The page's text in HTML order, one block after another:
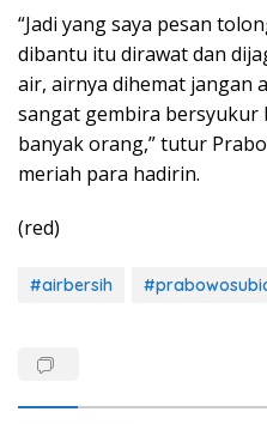
“Jadi yang saya pesan
dibantu itu dirawat dan
air, airnya dihemat jangan
sangat gembira bersyukur
banyak orang,” tutur
meriah para hadirin.
(red)
#airbersih